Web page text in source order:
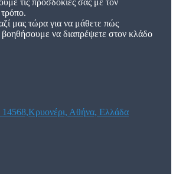
μας τώρα για να μάθετε πώς
να διαπρέψετε στον κλάδο
Αθήνα, Ελλάδα